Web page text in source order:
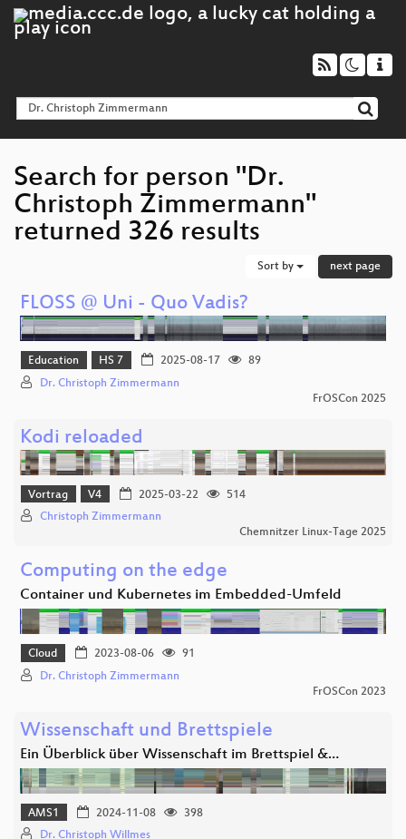
Search for person "Dr.
Christoph Zimmermann"
returned 326 results
Sort by next page
FLOSS @ Uni - Quo Vadis?
Education HS 7 2025-08-17
89
Dr. Christoph Zimmermann
FrOSCon 2025
Kodi reloaded
Vortrag V4 2025-03-22
514
Christoph Zimmermann
Chemnitzer Linux-Tage 2025
Computing on the edge
Container und Kubernetes im Embedded-Umfeld
Cloud 2023-08-06
91
Dr. Christoph Zimmermann
FrOSCon 2023
Wissenschaft und Brettspiele
Ein Überblick über Wissenschaft im Brettspiel &…
AMS1 2024-11-08
398
Dr. Christoph Willmes